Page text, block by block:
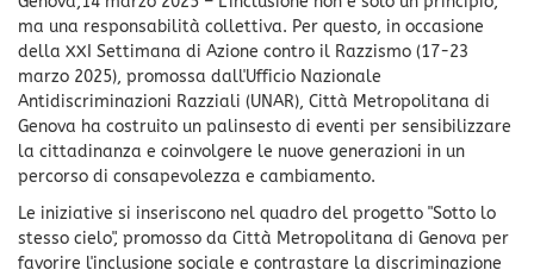
ma una responsabilità collettiva. Per questo, in occasione
della XXI Settimana di Azione contro il Razzismo (17-23
marzo 2025), promossa dall'Ufficio Nazionale
Antidiscriminazioni Razziali (UNAR), Città Metropolitana di
Genova ha costruito un palinsesto di eventi per sensibilizzare
la cittadinanza e coinvolgere le nuove generazioni in un
percorso di consapevolezza e cambiamento.
Le iniziative si inseriscono nel quadro del progetto "Sotto lo
stesso cielo", promosso da Città Metropolitana di Genova per
favorire l'inclusione sociale e contrastare la discriminazione